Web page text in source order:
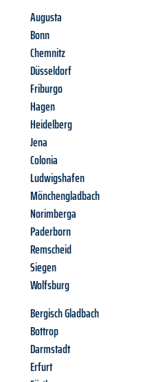
Augusta
Bonn
Chemnitz
Düsseldorf
Friburgo
Hagen
Heidelberg
Jena
Colonia
Ludwigshafen
Mönchengladbach
Norimberga
Paderborn
Remscheid
Siegen
Wolfsburg
Bergisch Gladbach
Bottrop
Darmstadt
Erfurt